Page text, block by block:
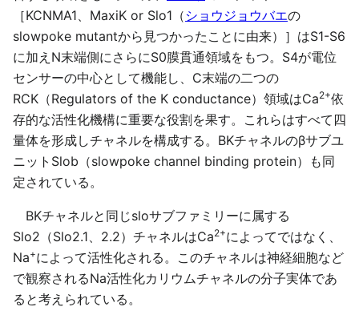
［KCNMA1、MaxiK or Slo1（ ショウジョウバエの
slowpoke mutantから見つかったことに由来）］はS1-S6
に加えN末端側にさらにS0膜貫通領域をもつ。S4が電位
センサーの中心として機能し、C末端の二つの
RCK（Regulators of the K conductance）領域はCa2+依
存的な活性化機構に重要な役割を果す。これらはすべて四
量体を形成しチャネルを構成する。BKチャネルのβサブユ
ニットSlob（slowpoke channel binding protein）も同
定されている。
BKチャネルと同じsloサブファミリーに属する
Slo2（Slo2.1、2.2）チャネルはCa2+によってではなく、
Na+によって活性化される。このチャネルは神経細胞など
で観察されるNa活性化カリウムチャネルの分子実体であ
ると考えられている。